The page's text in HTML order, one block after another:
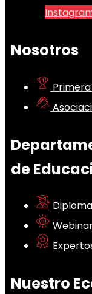
Nosotros
de
Nuestro